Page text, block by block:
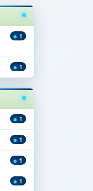
1
1
1
1
1
1